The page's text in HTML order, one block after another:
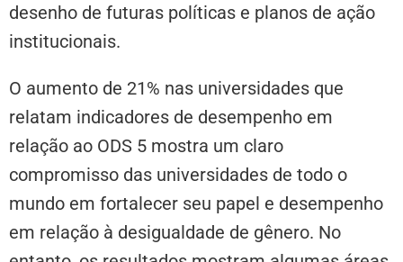
desenho de futuras políticas e planos de ação
institucionais.
O aumento de 21% nas universidades que
relatam indicadores de desempenho em
relação ao ODS 5 mostra um claro
compromisso das universidades de todo o
mundo em fortalecer seu papel e desempenho
em relação à desigualdade de gênero. No